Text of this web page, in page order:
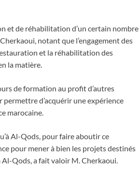
et de réhabilitation d’un certain nombre
notant que l’engagement des
et la réhabilitation des
la matière.
de formation au profit d’autres
d’acquérir une expérience
marocaine.
Al-Qods, pour faire aboutir ce
pour mener à bien les projets destinés
Qods, a fait valoir M. Cherkaoui.